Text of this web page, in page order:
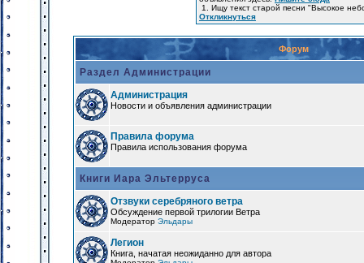
1. Ищу текст старой песни "Высокое
Откликнуться
Форум
Раздел Администрации
Администрация
Новости и объявления администрации
Правила форума
Правила использования форума
Книги Иара Эльтерруса
Отзвуки серебряного ветра
Обсуждение первой трилогии Ветра
Модератор Эльдары
Легион
Книга, начатая неожиданно для автора